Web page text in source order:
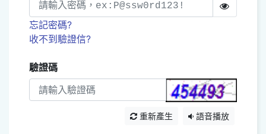
忘記密碼?
收不到驗證信?
驗證碼
重新產生 語音播放